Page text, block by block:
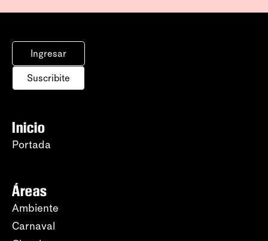
Ingresar
Suscribite
Inicio
Portada
Áreas
Ambiente
Carnaval